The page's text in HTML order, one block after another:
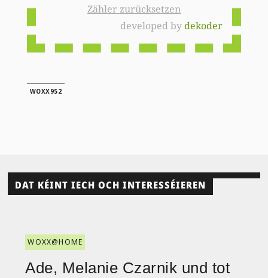
Zähler zurücksetzen
developed bydekoder
WOXX952
DAT KÉINT IECH OCH INTERESSÉIEREN
WOXX@HOME
Ade, Melanie Czarnik und tot